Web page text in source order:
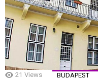
21 Views BUDAPEST